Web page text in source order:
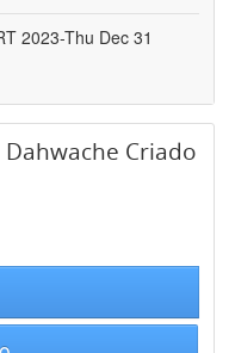
2023-Thu Dec 31
Criado